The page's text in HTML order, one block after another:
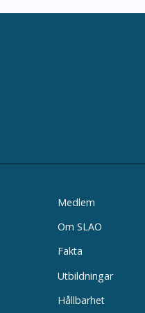
Medlem
Om SLAO
Fakta
Utbildningar
Hållbarhet